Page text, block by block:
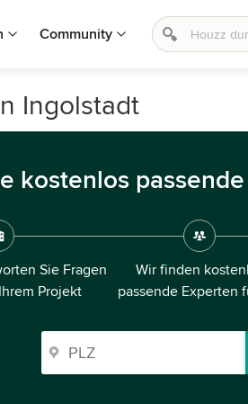
Community
Ingolstadt
kostenlos
Sie Fragen
Projekt
Wir finden
passende Experten